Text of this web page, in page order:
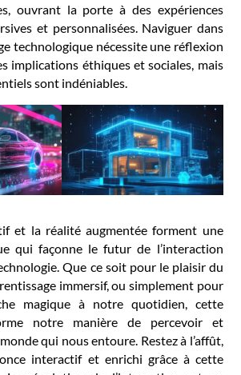
ouvrant la porte à des expériences
et personnalisées. Naviguer dans
technologique nécessite une réflexion
implications éthiques et sociales, mais
sont indéniables.
et la réalité augmentée forment une
qui façonne le futur de l’interaction
Que ce soit pour le plaisir du
immersif, ou simplement pour
magique à notre quotidien, cette
notre manière de percevoir et
qui nous entoure. Restez à l’affût,
interactif et enrichi grâce à cette